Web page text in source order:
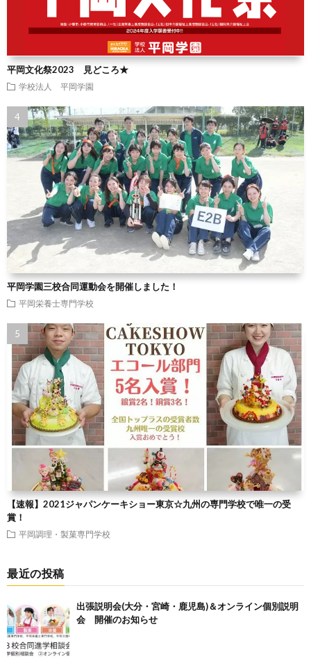
平岡文化祭2023 見どころ★
学校法人 平岡学園
平岡学園三校合同運動会を開催しました！
平岡栄養士専門学校
【速報】2021ジャパンケーキショー東京☆九州の専門学校で唯一の受
賞！
平岡調理・製菓専門学校
最近の投稿
出張説明会(大分・宮崎・鹿児島)＆オンライン個別説明
会 開催のお知らせ